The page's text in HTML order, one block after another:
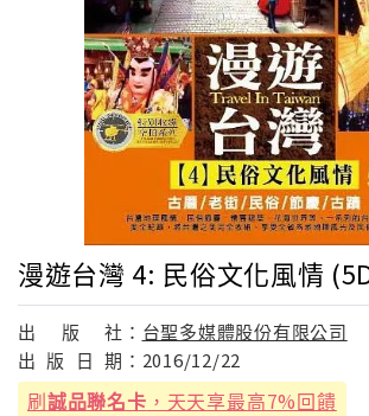
漫遊台灣 4: 民俗文化風情
出 版 社： 台聖多媒體股份有限公司
出 版 日 期： 2016/12/22
刷誠品聯名卡 ，天天享最高7%回饋